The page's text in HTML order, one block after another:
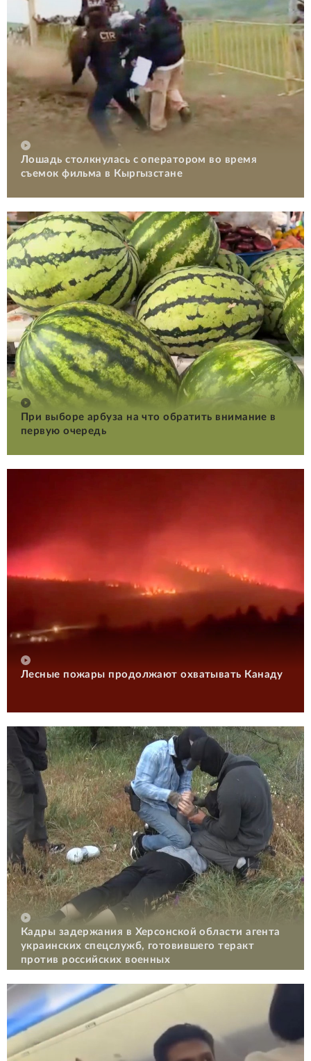
Лошадь столкнулась с оператором во время
съемок фильма в Кыргызстане
При выборе арбуза на что обратить внимание в
первую очередь
Лесные пожары продолжают охватывать Канаду
Кадры задержания в Херсонской области агента
украинских спецслужб, готовившего теракт
против российских военных